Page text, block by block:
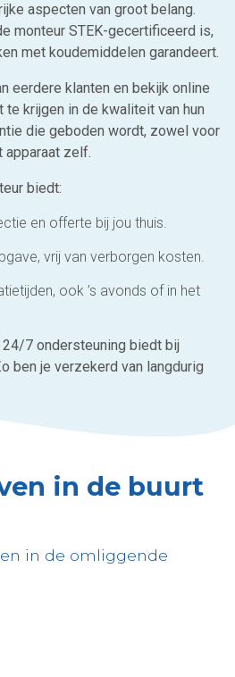
aspecten van groot belang.
monteur STEK-gecertificeerd is,
met koudemiddelen garandeert.
eerdere klanten en bekijk online
krijgen in de kwaliteit van hun
die geboden wordt, zowel voor
apparaat zelf.
biedt:
en offerte bij jou thuis.
vrij van verborgen kosten.
ook ’s avonds of in het
7 ondersteuning biedt bij
ben je verzekerd van langdurig
in de buurt
in de omliggende